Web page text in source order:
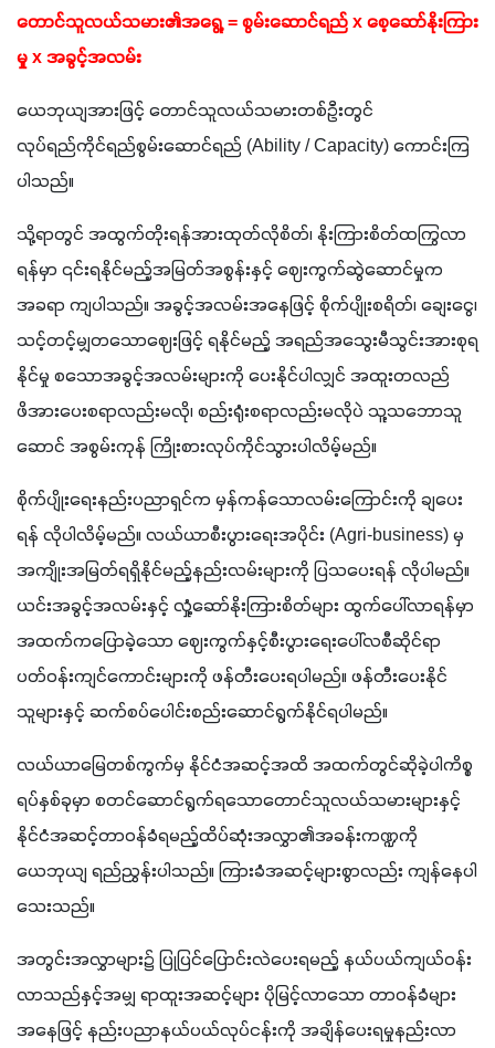
တောင်သူလယ်သမား၏အရွေ့ = စွမ်းဆောင်ရည် x စေ့ဆော်နိုးကြား
မှု x အခွင့်အလမ်း
ယေဘုယျအားဖြင့် တောင်သူလယ်သမားတစ်ဦးတွင်
လုပ်ရည်ကိုင်ရည်စွမ်းဆောင်ရည် (Ability / Capacity) ကောင်းကြ
ပါသည်။
သို့ရာတွင် အထွက်တိုးရန်အားထုတ်လိုစိတ်၊ နိုးကြားစိတ်ထကြွလာ
ရန်မှာ ၎င်းရနိုင်မည့်အမြတ်အစွန်းနှင့် ဈေးကွက်ဆွဲဆောင်မှုက
အခရာ ကျပါသည်။ အခွင့်အလမ်းအနေဖြင့် စိုက်ပျိုးစရိတ်၊ ချေးငွေ၊
သင့်တင့်မျှတသောဈေးဖြင့် ရနိုင်မည့် အရည်အသွေးမီသွင်းအားစုရ
နိုင်မှု စသောအခွင့်အလမ်းများကို ပေးနိုင်ပါလျှင် အထူးတလည်
ဖိအားပေးစရာလည်းမလို၊ စည်းရုံးစရာလည်းမလိုပဲ သူ့သဘောသူ
ဆောင် အစွမ်းကုန် ကြိုးစားလုပ်ကိုင်သွားပါလိမ့်မည်။
စိုက်ပျိုးရေးနည်းပညာရှင်က မှန်ကန်သောလမ်းကြောင်းကို ချပေး
ရန် လိုပါလိမ့်မည်။ လယ်ယာစီးပွားရေးအပိုင်း (Agri-business) မှ
အကျိုးအမြတ်ရရှိနိုင်မည့်နည်းလမ်းများကို ပြသပေးရန် လိုပါမည်။
ယင်းအခွင့်အလမ်းနှင့် လှုံ့ဆော်နိုးကြားစိတ်များ ထွက်ပေါ်လာရန်မှာ
အထက်ကပြောခဲ့သော ဈေးကွက်နှင့်စီးပွားရေးပေါ်လစီဆိုင်ရာ
ပတ်ဝန်းကျင်ကောင်းများကို ဖန်တီးပေးရပါမည်။ ဖန်တီးပေးနိုင်
သူများနှင့် ဆက်စပ်ပေါင်းစည်းဆောင်ရွက်နိုင်ရပါမည်။
လယ်ယာမြေတစ်ကွက်မှ နိုင်ငံအဆင့်အထိ အထက်တွင်ဆိုခဲ့ပါကိစ္စ
ရပ်နှစ်ခုမှာ စတင်ဆောင်ရွက်ရသောတောင်သူလယ်သမားများနှင့်
နိုင်ငံအဆင့်တာဝန်ခံရမည့်ထိပ်ဆုံးအလွှာ၏အခန်းကဏ္ဍကို
ယေဘုယျ ရည်ညွှန်းပါသည်။ ကြားခံအဆင့်များစွာလည်း ကျန်နေပါ
သေးသည်။
အတွင်းအလွှာများ၌ ပြုပြင်ပြောင်းလဲပေးရမည့် နယ်ပယ်ကျယ်ဝန်း
လာသည်နှင့်အမျှ ရာထူးအဆင့်များ ပိုမြင့်လာသော တာဝန်ခံများ
အနေဖြင့် နည်းပညာနယ်ပယ်လုပ်ငန်းကို အချိန်ပေးရမှုနည်းလာ